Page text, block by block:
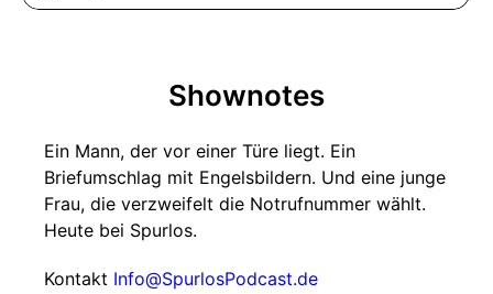
Shownotes
Ein Mann, der vor einer Türe liegt. Ein
Briefumschlag mit Engelsbildern. Und eine junge
Frau, die verzweifelt die Notrufnummer wählt.
Heute bei Spurlos.
Kontakt Info@SpurlosPodcast.de